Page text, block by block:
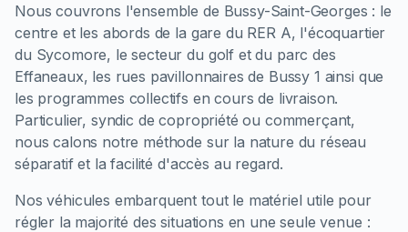
Nous couvrons l'ensemble de Bussy-Saint-Georges : le
centre et les abords de la gare du RER A, l'écoquartier
du Sycomore, le secteur du golf et du parc des
Effaneaux, les rues pavillonnaires de Bussy 1 ainsi que
les programmes collectifs en cours de livraison.
Particulier, syndic de copropriété ou commerçant,
nous calons notre méthode sur la nature du réseau
séparatif et la facilité d'accès au regard.
Nos véhicules embarquent tout le matériel utile pour
régler la majorité des situations en une seule venue :